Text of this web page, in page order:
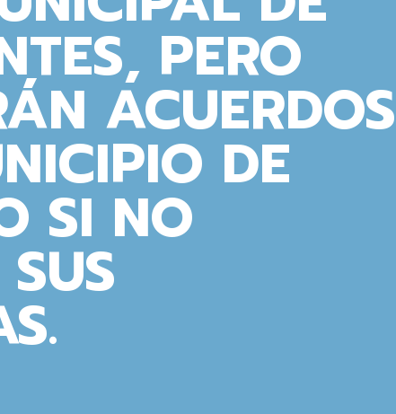
PERO
ACUERDOS
DE
SI NO